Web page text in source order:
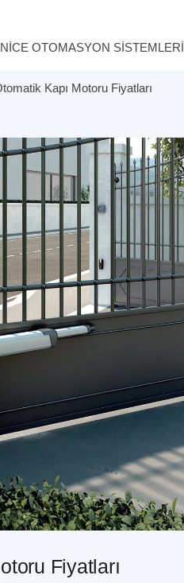
NICE OTOMASYON SISTEMLERI
Kapı Motoru Fiyatları
Fiyatları